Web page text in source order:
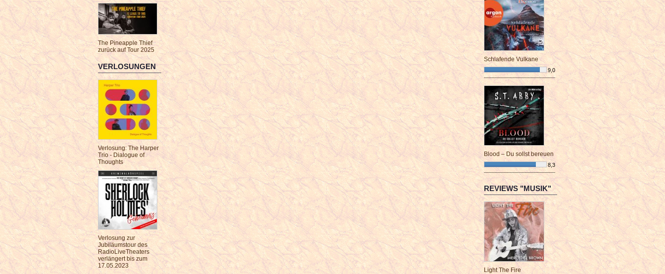
The Pineapple Thief
zurück auf Tour 2025
VERLOSUNGEN
Verlosung: The Harper
Trio - Dialogue of
Thoughts
Verlosung zur
Jubiläumstour des
RadioLiveTheaters
verlängert bis zum
17.05.2023
Schlafende Vulkane
9,0
¯¯¯¯¯¯¯¯¯¯¯¯¯¯¯¯¯¯¯¯¯¯¯¯
Blood – Du sollst bereuen
8,3
¯¯¯¯¯¯¯¯¯¯¯¯¯¯¯¯¯¯¯¯¯¯¯¯
REVIEWS "MUSIK"
Light The Fire